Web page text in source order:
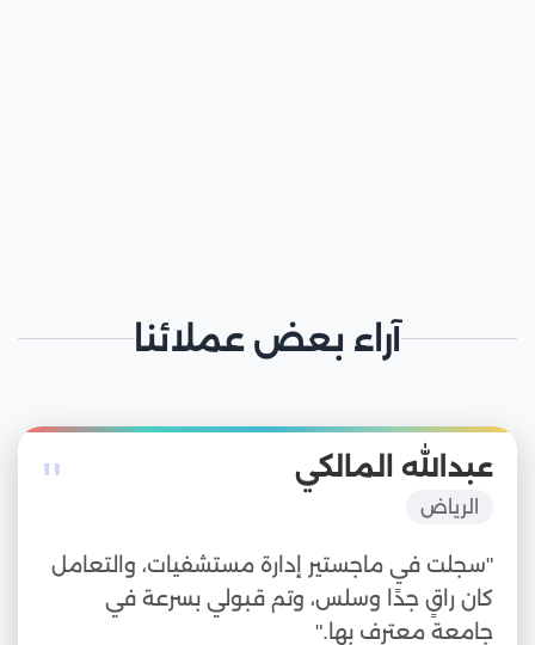
آراء بعض عملائنا
" عبدالله المالكي
الرياض
"سجلت في ماجستير إدارة مستشفيات، والتعامل
كان راقٍ جدًا وسلس، وتم قبولي بسرعة في
جامعة معترف بها."